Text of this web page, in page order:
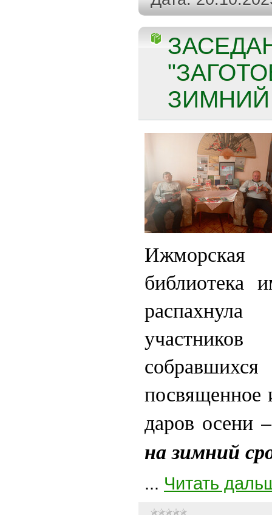
ЗИМНИЙ
библиотека
посвященное
даров осени –
на зимний
... Читать